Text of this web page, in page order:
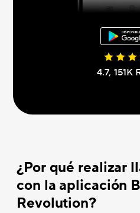
4.7, 151K
¿Por qué realizar
con la aplicación
Revolution?